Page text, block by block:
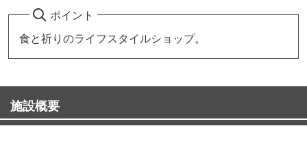
ポイント
食と祈りのライフスタイルショップ。
施設概要